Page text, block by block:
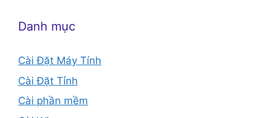
Danh mục
Cài Đặt Máy Tính
Cài Đặt Tỉnh
Cài phần mềm